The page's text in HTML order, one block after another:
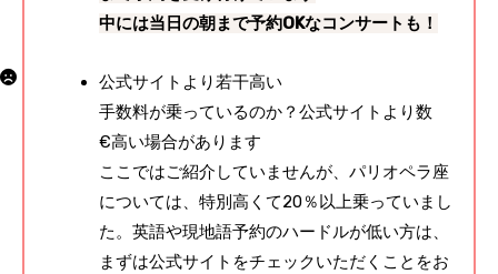
中には当日の朝まで予約OKなコンサートも！
公式サイトより若干高い
手数料が乗っているのか？公式サイトより数
€高い場合があります
ここではご紹介していませんが、パリオペラ座
については、特別高くて20％以上乗っていまし
た。英語や現地語予約のハードルが低い方は、
まずは公式サイトをチェックいただくことをお